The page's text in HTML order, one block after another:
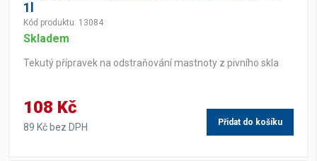
1l
Kód produktu: 13084
Skladem
Tekutý přípravek na odstraňování mastnoty z pivního skla
108 Kč
89 Kč bez DPH Přidat do košíku